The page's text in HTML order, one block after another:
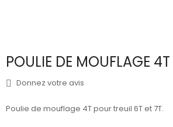
POULIE DE MOUFLAGE 4T
Donnez votre avis
Poulie de mouflage 4T pour treuil 6T et 7T.